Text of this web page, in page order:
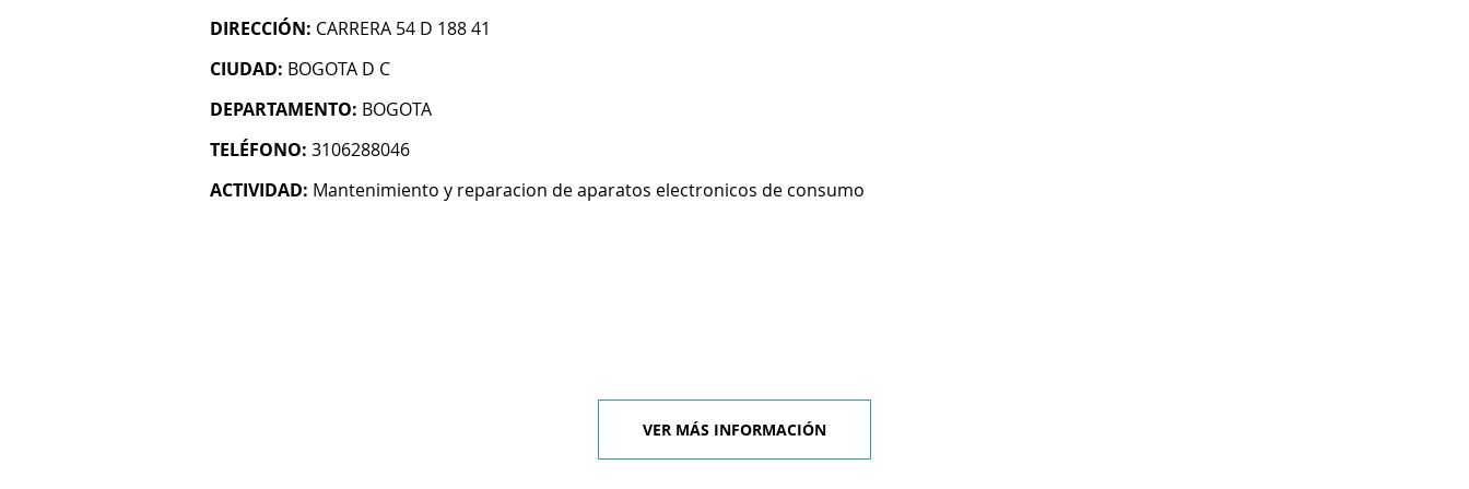
DIRECCIÓN: CARRERA 54 D 188 41
CIUDAD: BOGOTA D C
DEPARTAMENTO: BOGOTA
TELÉFONO: 3106288046
ACTIVIDAD: Mantenimiento y reparacion de aparatos electronicos de consumo
VER MÁS INFORMACIÓN